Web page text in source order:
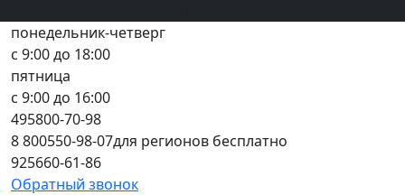
понедельник-четверг
с 9:00 до 18:00
пятница
с 9:00 до 16:00
495800-70-98
8 800550-98-07для регионов бесплатно
925660-61-86
Обратный звонок